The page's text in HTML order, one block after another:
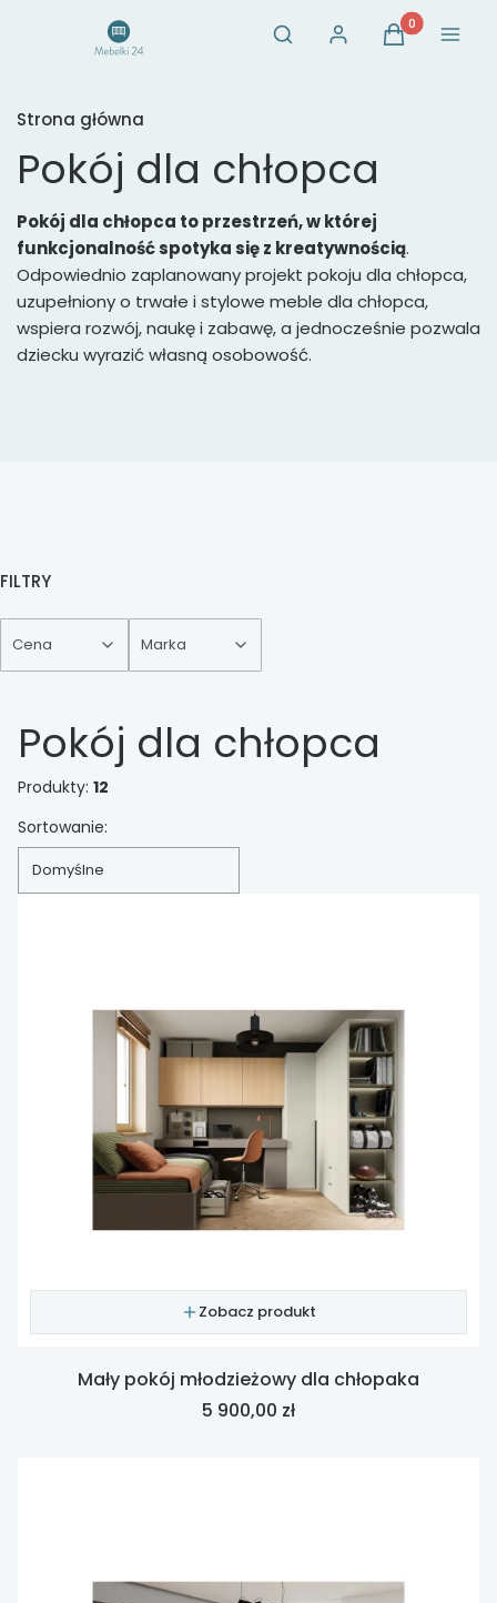
Otwórz wyszukiwarkę
Szukaj Zaloguj sięProdukty w
Koszyk Menu
Strona główna
Pokój dla chłopca
Pokój dla chłopca to przestrzeń, w której
funkcjonalność spotyka się z kreatywnością.
Odpowiednio zaplanowany projekt pokoju dla chłopca,
uzupełniony o trwałe i stylowe meble dla chłopca,
wspiera rozwój, naukę i zabawę, a jednocześnie pozwala
dziecku wyrazić własną osobowość.
FILTRY
Cena Marka
Pokój dla chłopca
Produkty: 12
Lista produktów
Sortowanie:
Domyślne
Zobacz produkt
Mały pokój młodzieżowy dla chłopaka
Cena
5 900,00 zł